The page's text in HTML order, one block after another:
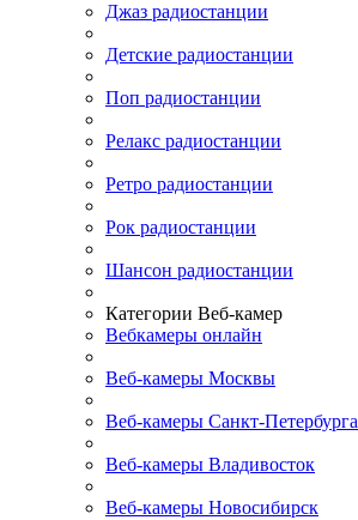
Джаз радиостанции
Детские радиостанции
Поп радиостанции
Релакс радиостанции
Ретро радиостанции
Рок радиостанции
Шансон радиостанции
Категории Веб-камер
Вебкамеры онлайн
Веб-камеры Москвы
Веб-камеры Санкт-Петербурга
Веб-камеры Владивосток
Веб-камеры Новосибирск